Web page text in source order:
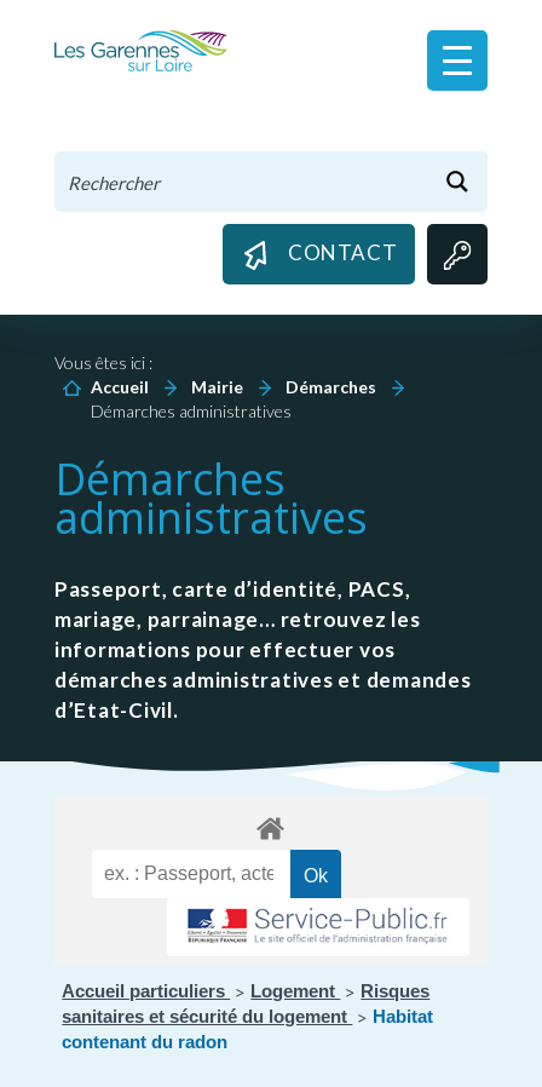
CONTACT
Vous êtes ici :
Accueil
Mairie
Démarches
Démarches administratives
Démarches
administratives
Passeport, carte d’identité, PACS,
mariage, parrainage… retrouvez les
informations pour effectuer vos
démarches administratives et demandes
d’Etat-Civil.
Accueil particuliers > Logement > Risques
sanitaires et sécurité du logement > Habitat
contenant du radon